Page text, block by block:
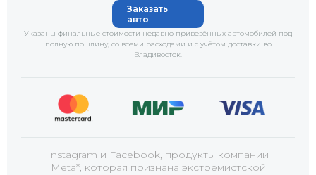
Указаны финальные стоимости недавно привезённых автомобилей под
полную пошлину, со всеми расходами и с учётом доставки во
Владивосток.
Заказать
авто
Instagram и Facebook, продукты компании
Meta*, которая признана экстремистской